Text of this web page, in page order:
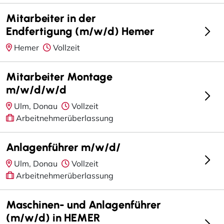
Mitarbeiter in der
Endfertigung (m/w/d) Hemer
Hemer Vollzeit
Mitarbeiter Montage
m/w/d/w/d
Ulm, Donau
Vollzeit
Arbeitnehmerüberlassung
Anlagenführer m/w/d/
Ulm, Donau
Vollzeit
Arbeitnehmerüberlassung
Maschinen- und Anlagenführer
(m/w/d) in HEMER